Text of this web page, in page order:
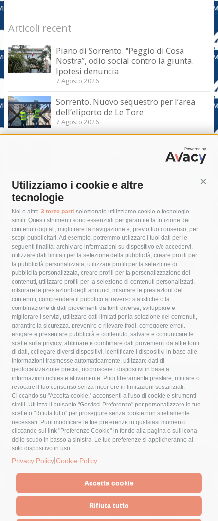
Utilizziamo i cookie e altre
tecnologie
Noi e altre 3 terze parti selezionate utilizziamo cookie e tecnologie
simili. Questi strumenti sono essenziali per garantire la fruizione dei
contenuti digitali, migliorare la navigazione e, previo tuo consenso, per
scopi pubblicitari. Ad esempio, potremmo utilizzare i tuoi dati per le
seguenti finalità: archiviare informazioni su dispositivo e/o accedervi,
utilizzare dati limitati per la selezione della pubblicità, creare profili per
la pubblicità personalizzata, utilizzare profili per la selezione di
pubblicità personalizzata, creare profili per la personalizzazione dei
contenuti, utilizzare profili per la selezione di contenuti personalizzati,
misurare le prestazioni degli annunci, misurare le prestazioni dei
contenuti, comprendere il pubblico attraverso statistiche o la
combinazione di dati provenienti da fonti diverse, sviluppare e
migliorare i servizi, utilizzare dati limitati per la selezione dei contenuti,
garantire la sicurezza, prevenire e rilevare frodi, correggere errori,
erogare e presentare pubblicità e contenuto, salvare e comunicare le
scelte sulla privacy, abbinare e combinare dati provenienti da altre fonti
di dati, collegare diversi dispositivi, identificare i dispositivi in base alle
informazioni trasmesse automaticamente, utilizzare dati di
geolocalizzazione precisi, riconoscere i dispositivi in base a
informazioni richieste attivamente. Puoi liberamente prestare, rifiutare o
revocare il tuo consenso senza incorrere in limitazioni sostanziali.
Cliccando su "Accetta cookie," acconsenti all'uso di cookie e strumenti
simili. Utilizza il pulsante "Gestisci Preferenze" per personalizzare le tue
scelte o "Rifiuta tutto" per proseguire senza cookie non strettamente
necessari. Puoi modificare le tue preferenze in qualsiasi momento
cliccando sul link "Preferenze Cookie" in fondo alla pagina o sull'icona
dello scudo in basso a sinistra. Le tue preferenze si applicheranno al
solo dispositivo in uso.
Privacy Policy Cookie Policy
Accetta cookie
Rifiuta tutto
Articoli recenti
Piano di Sorrento. “Peggio di Cosa
Nostra”, odio social contro la giunta.
Ipotesi denuncia
7 Agosto 2026
Sorrento. Nuovo sequestro per l’area
dell’eliporto de Le Tore
7 Agosto 2026
Sorrento. Aggredisce sessualmente una
turista e le strappa il portafogli, fermato
dai carabinieri
Tag
acqua allerta meteo
anas
area marina protetta di punta campanella
arresto
Asl Napoli 3 sud
capitaneria di porto capri
carabinieri
castellammare di stabia
circumvesuviana
comune di sorrento
concerto
contagi
costiera amalfitana
covid-19 eav
elezioni
fondazione sorrento
gori guardia costiera
incidente
lavori
lorenzo balducelli mare
massa lubrense
massimo coppola
Meta napoli
ordinanza
penisola sorrentina
piano di sorrento
polizia municipale
protezione civile
Regione Campania
sant'agnello
sindaco cuomo
sorrento studenti temporali
treni
turismo
Vico Equense villa fiorentino vincenzo de luca
© 2015 SorrentoPress. All rights reserved.
Il giornale online della Penisola Sorrentina
Cookie Policy